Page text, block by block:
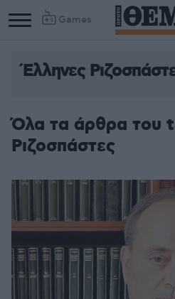
Games
Έλληνες
Όλα τα άρθρα του
Ριζοσπάστες